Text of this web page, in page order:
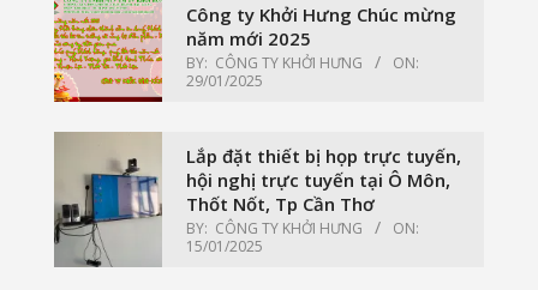
Công ty Khởi Hưng Chúc mừng
năm mới 2025
BY: CÔNG TY KHỞI HƯNG
ON:
29/01/2025
Lắp đặt thiết bị họp trực tuyến,
hội nghị trực tuyến tại Ô Môn,
Thốt Nốt, Tp Cần Thơ
BY: CÔNG TY KHỞI HƯNG
ON:
15/01/2025